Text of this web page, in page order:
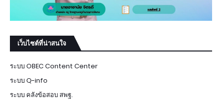
เว็บไซต์ที่น่าสนใจ
ระบบ OBEC Content Center
ระบบ Q-info
ระบบ คลังข้อสอบ สพฐ.